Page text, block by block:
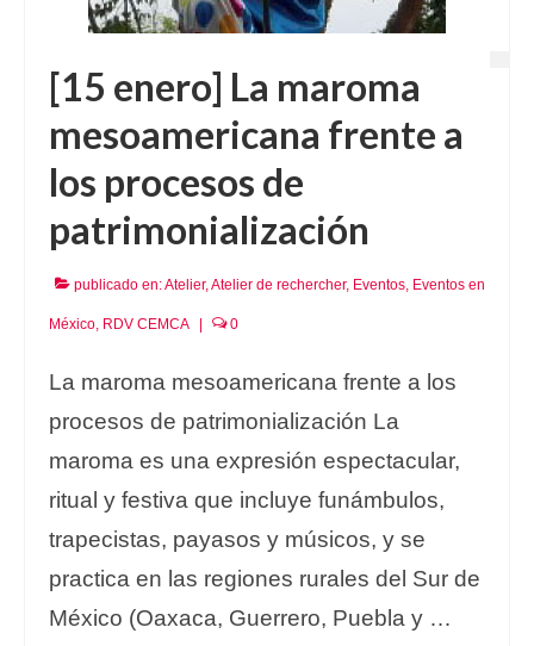
[15 enero] La maroma
mesoamericana frente a
los procesos de
patrimonialización
publicado en:Atelier,Atelier de rechercher, Eventos, Eventos en
México, RDV CEMCA 0
La maroma mesoamericana frente a los
procesos de patrimonialización La
maroma es una expresión espectacular,
ritual y festiva que incluye funámbulos,
trapecistas, payasos y músicos, y se
practica en las regiones rurales del Sur de
México (Oaxaca, Guerrero, Puebla y …